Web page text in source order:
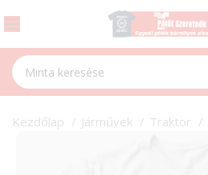
Kezdőlap Járművek Traktor